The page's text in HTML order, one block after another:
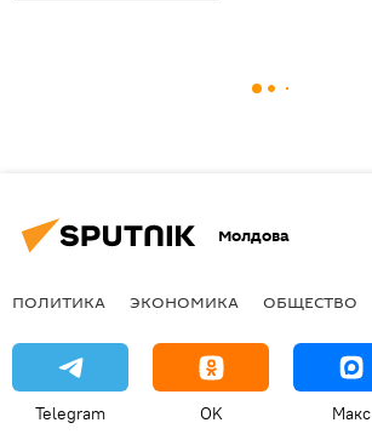
Молдова
ПОЛИТИКА ЭКОНОМИКА ОБЩЕСТВО
Telegram OK Макс